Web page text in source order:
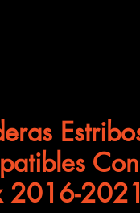
2016-2021